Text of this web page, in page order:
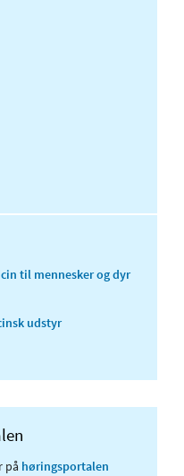
til mennesker og dyr
udstyr
på høringsportalen